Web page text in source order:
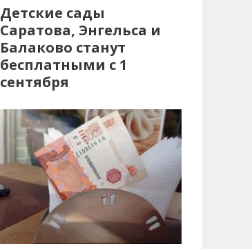
Детские сады
Саратова, Энгельса и
Балаково станут
бесплатными с 1
сентября